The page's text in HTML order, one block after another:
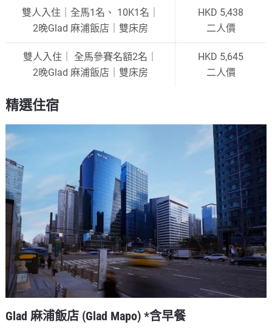
雙人入住｜全馬1名、 10K1名｜
2晚Glad 麻浦飯店｜雙床房
HKD 5,438
二人價
雙人入住｜ 全馬參賽名額2名｜
2晚Glad 麻浦飯店｜雙床房
HKD 5,645
二人價
精選住宿
Glad 麻浦飯店 (Glad Mapo) *含早餐